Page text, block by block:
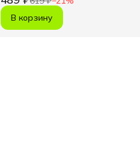
В корзину